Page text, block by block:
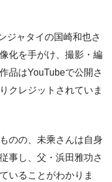
ジャタイの国崎和也さ
化を手がけ、撮影・編
品はYouTubeで公開さ
クレジットされていま
のの、未乘さんは自身
事し、父・浜田雅功さ
いることがわかりま